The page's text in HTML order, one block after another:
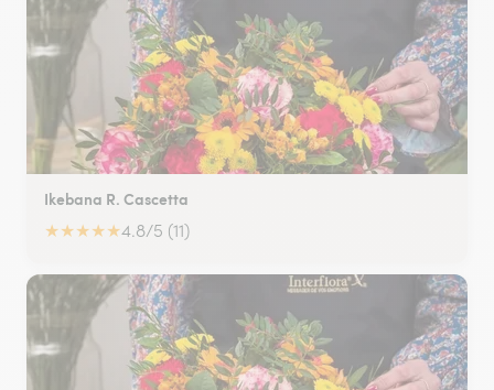
Ikebana R. Cascetta
★★★★★4.8/5 (11)